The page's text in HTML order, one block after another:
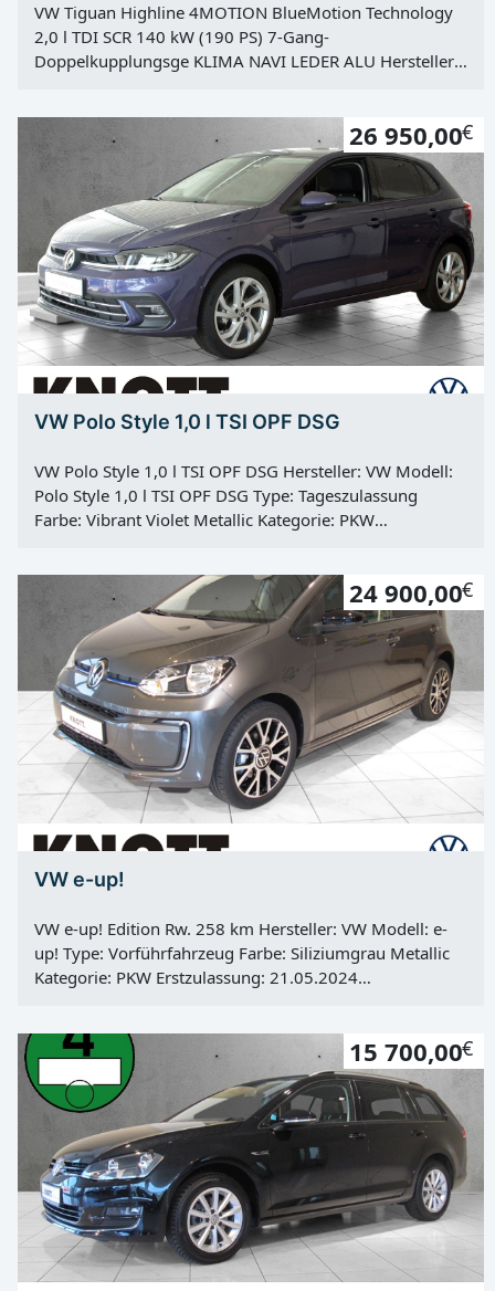
VW Tiguan Highline 4MOTION BlueMotion Technology
2,0 l TDI SCR 140 kW (190 PS) 7-Gang-
Doppelkupplungsge KLIMA NAVI LEDER ALU Hersteller:
Doppelkupplungsge Type: Gebrauchtfahrzeug Farbe:
Tungsten Silver Metallic Kategorie: PKW Erstzulassung:
04.11.2016 Kilometerstand: 110450 Km Türen: 5 Motor:
Diesel Kraftstoff: Diesel Hubraum: 1968 ccm Leistung:
140 KW / 190 PS Getriebe: Automatik Antrieb:
Allradantrieb Vorbesitzer: 2
26 950,00€
VW Polo Style 1,0 l TSI OPF DSG
VW Polo Style 1,0 l TSI OPF DSG Hersteller: VW Modell:
Polo Style 1,0 l TSI OPF DSG Type: Tageszulassung
Farbe: Vibrant Violet Metallic Kategorie: PKW
Leistung: 70 KW / 95 PS Getriebe: Automatik Antrieb:
Frontantrieb Hu: 01.08.2027 Vorbesitzer: 1
24 900,00€
VW e-up!
VW e-up! Edition Rw. 258 km Hersteller: VW Modell: e-
up! Type: Vorführfahrzeug Farbe: Siliziumgrau Metallic
Kategorie: PKW Erstzulassung: 21.05.2024
Automatik Antrieb: Frontantrieb Hu: 01.05.2027
Vorbesitzer: 1
15 700,00€